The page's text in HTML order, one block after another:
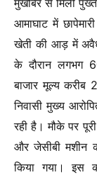
आमाघाट में
खेती की आड़ में
के दौरान लगभग
बाजार मूल्य
निवासी मुख्य
रही है। मौके पर
और जेसीबी मशीन
किया गया। इस